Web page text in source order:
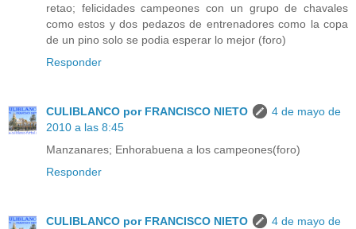
retao; felicidades campeones con un grupo de chavales
como estos y dos pedazos de entrenadores como la copa
de un pino solo se podia esperar lo mejor (foro)
Responder
CULIBLANCO por FRANCISCO NIETO
4 de mayo de
2010 a las 8:45
Manzanares; Enhorabuena a los campeones(foro)
Responder
CULIBLANCO por FRANCISCO NIETO
4 de mayo de